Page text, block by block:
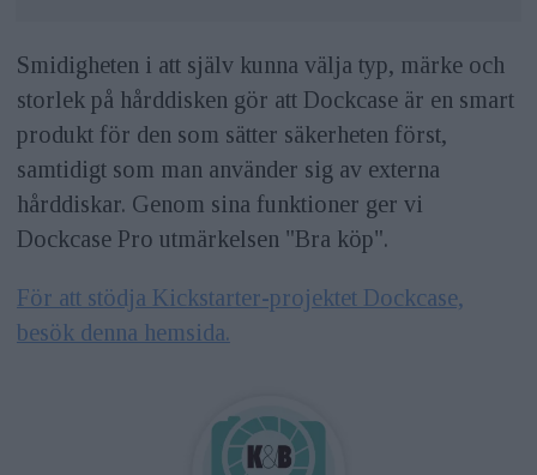
Smidigheten i att själv kunna välja typ, märke och
storlek på hårddisken gör att Dockcase är en smart
produkt för den som sätter säkerheten först,
samtidigt som man använder sig av externa
hårddiskar. Genom sina funktioner ger vi
Dockcase Pro utmärkelsen "Bra köp".
För att stödja Kickstarter-projektet Dockcase,
besök denna hemsida.